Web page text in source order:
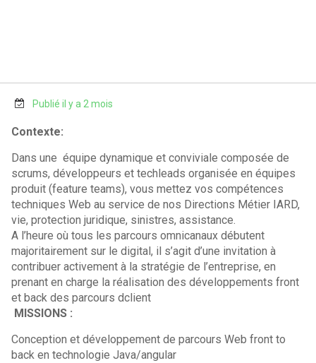
Publié il y a 2 mois
Contexte:
Dans une équipe dynamique et conviviale composée de
scrums, développeurs et techleads organisée en équipes
produit (feature teams), vous mettez vos compétences
techniques Web au service de nos Directions Métier IARD,
vie, protection juridique, sinistres, assistance.
A l’heure où tous les parcours omnicanaux débutent
majoritairement sur le digital, il s’agit d’une invitation à
contribuer activement à la stratégie de l’entreprise, en
prenant en charge la réalisation des développements front
et back des parcours dclient
MISSIONS :
Conception et développement de parcours Web front to
back en technologie Java/angular